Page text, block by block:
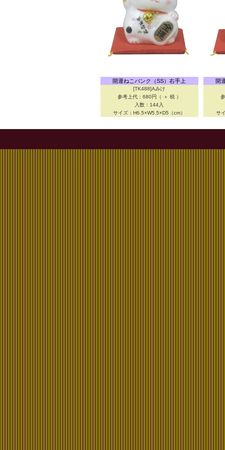
開運ねこバンク（SS）右手上
[TK488]Aみけ
参考上代：680円（ ＋ 税 ）
入数：144入
サイズ：H6.5×W5.5×D5（cm）
開
サ